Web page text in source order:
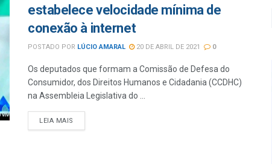
estabelece velocidade mínima de
conexão à internet
POSTADO POR LÚCIO AMARAL 20 DE ABRIL DE 2021 0
Os deputados que formam a Comissão de Defesa do
Consumidor, dos Direitos Humanos e Cidadania (CCDHC)
na Assembleia Legislativa do ...
LEIA MAIS